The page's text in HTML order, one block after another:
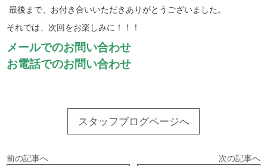
最後まで、お付き合いいただきありがとうございました。
それでは、次回をお楽しみに！！！
メールでのお問い合わせ
お電話でのお問い合わせ
スタッフブログページへ
前の記事へ 次の記事へ